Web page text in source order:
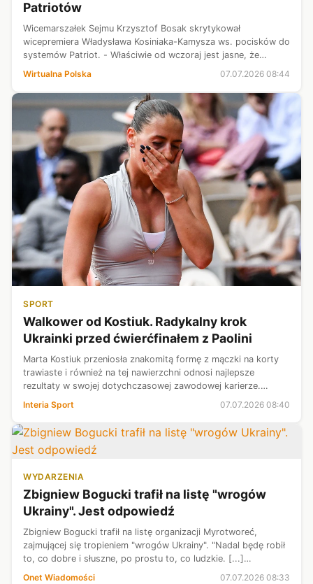
Patriotów
Wicemarszałek Sejmu Krzysztof Bosak skrytykował
wicepremiera Władysława Kosiniaka-Kamysza ws. pocisków do
systemów Patriot. - Właściwie od wczoraj jest jasne, że
Wirtualna Polska 07.07.2026 08:44
SPORT
Walkower od Kostiuk. Radykalny krok
Ukrainki przed ćwierćfinałem z Paolini
Marta Kostiuk przeniosła znakomitą formę z mączki na korty
trawiaste i również na tej nawierzchni odnosi najlepsze
rezultaty w swojej dotychczasowej zawodowej karierze.
Podopieczna Sandry Zaniewskiej awansowała wczoraj do
pierwszego ćwierćfinału Wimb...
Interia Sport 07.07.2026 08:40
WYDARZENIA
Zbigniew Bogucki trafił na listę "wrogów
Ukrainy". Jest odpowiedź
Zbigniew Bogucki trafił na listę organizacji Myrotworeć,
zajmującej się tropieniem "wrogów Ukrainy". "Nadal będę robił
to, co dobre i słuszne, po prostu to, co ludzkie. [...]
Jednocześnie będę nadal nazywał po imieniu ukraińskich
Onet Wiadomości 07.07.2026 08:33